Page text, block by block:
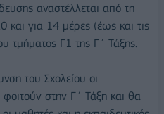
αναστέλλεται από τη
και για 14 μέρες (έως και τις
τμήματος Γ1 της Γ΄ Τάξης.
του Σχολείου οι
στην Γ΄ Τάξη και θα